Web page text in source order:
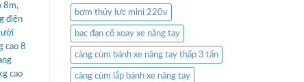
8m,
điện
cao 8
cao
bơm thủy lực mini 220v
bạc đạn cổ xoay xe nâng tay
càng cùm bánh xe nâng tay thấp 3 tấn
càng cùm lắp bánh xe nâng tay